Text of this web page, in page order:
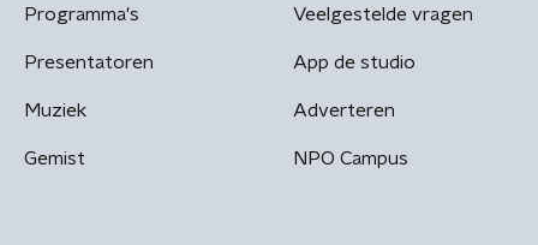
Programma's
Presentatoren
Muziek
Gemist
Veelgestelde vragen
App de studio
Adverteren
NPO Campus